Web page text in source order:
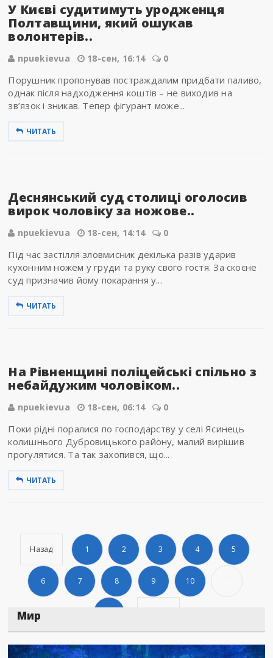
У Києві судитимуть уродженця
Полтавщини, який ошукав
волонтерів..
npuekievua 18-сен, 16:14 0
Порушник пропонував постраждалим придбати паливо,
однак після надходження коштів – не виходив на
зв’язок і зникав. Тепер фігурант може...
ЧИТАТЬ
Деснянський суд столиці оголосив
вирок чоловіку за ножове..
npuekievua 18-сен, 14:14 0
Під час застілля зловмисник декілька разів ударив
кухонним ножем у груди та руку свого гостя. За скоєне
суд призначив йому покарання у...
ЧИТАТЬ
На Рівненщині поліцейські спільно з
небайдужим чоловіком..
npuekievua 18-сен, 06:14 0
Поки рідні поралися по господарству у селі Ясинець
колишнього Дубровицького району, малий вирішив
прогулятися. Та так захопився, що...
ЧИТАТЬ
Назад 1 2 3 4 5
6 7 8 9 10
Мир